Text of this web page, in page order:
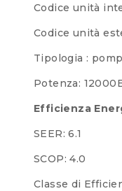
Codice unità
Codice unità
Tipologia :
Potenza:
Efficienza
SEER: 6.1
SCOP: 4.0
Classe di